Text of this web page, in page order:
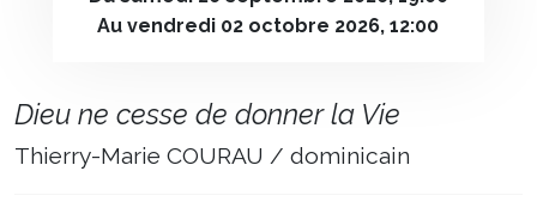
Au vendredi 02 octobre 2026, 12:00
Dieu ne cesse de donner la Vie
Thierry-Marie COURAU / dominicain